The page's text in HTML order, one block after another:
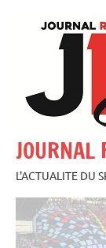
JOURNAL
L'ACTUALITE DU